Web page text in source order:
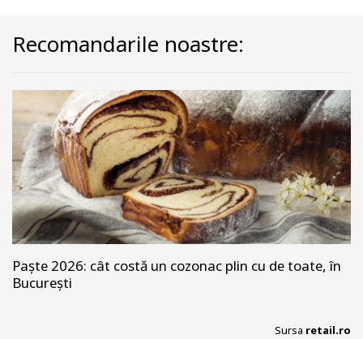
Recomandarile noastre:
Paște 2026: cât costă un cozonac plin cu de toate, în
București
Sursa retail.ro